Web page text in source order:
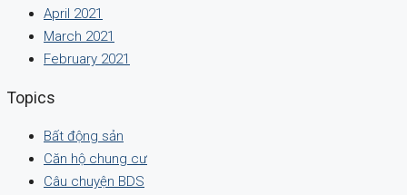
April 2021
March 2021
February 2021
Topics
Bất động sản
Căn hộ chung cư
Câu chuyện BDS